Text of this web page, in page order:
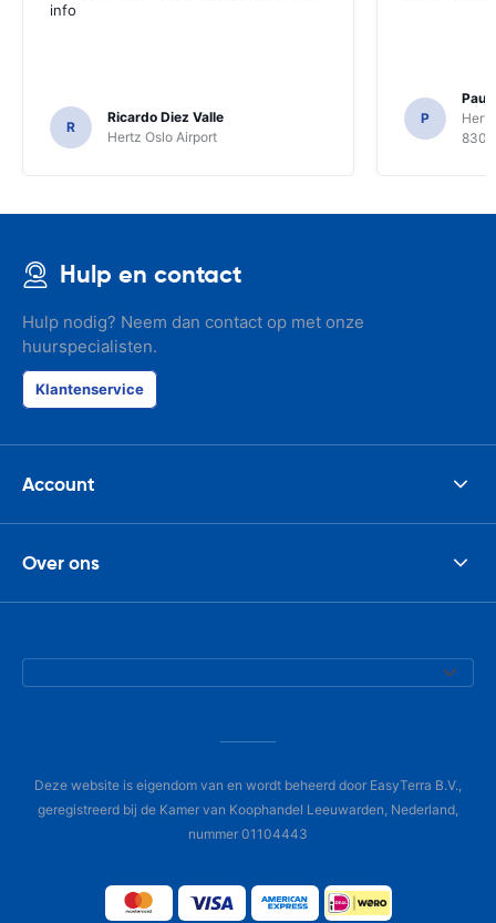
info
R
Ricardo Diez Valle
Hertz Oslo Airport
P
Paul
8300
Hulp en contact
Hulp nodig? Neem dan contact op met onze
huurspecialisten.
Klantenservice
Account
Over ons
Deze website is eigendom van en wordt beheerd door EasyTerra B.V.,
geregistreerd bij de Kamer van Koophandel Leeuwarden, Nederland,
nummer 01104443